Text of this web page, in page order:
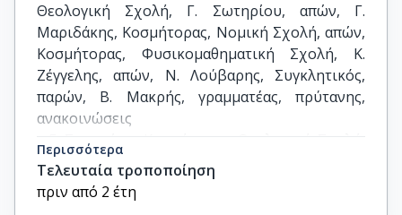
Θεολογική Σχολή, Γ. Σωτηρίου, απών, Γ.
Μαριδάκης, Κοσμήτορας, Νομική Σχολή, απών,
Κοσμήτορας, Φυσικομαθηματική Σχολή, Κ.
Ζέγγελης, απών, Ν. Λούβαρης, Συγκλητικός,
παρών, Β. Μακρής, γραμματέας, πρύτανης,
ανακοινώσεις
- Γ. Σωτηρίου, Κοσμήτορας, Θεολογική Σχολή,
αναρρωτική άδεια, 15ήμερη, χορήγηση,
ασθένεια
- Κ. Παπαδόπουλος, Κωνσταντινούπολη,
Περισσότερα
Τελευταία τροποποίηση
πριν από 2 έτη